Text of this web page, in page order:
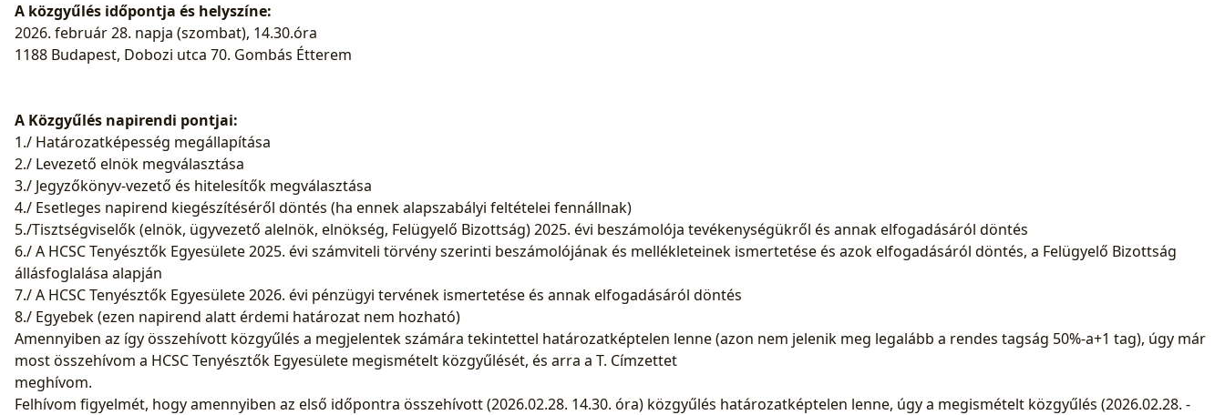
A közgyűlés időpontja és helyszíne:
2026. február 28. napja (szombat), 14.30.óra
1188 Budapest, Dobozi utca 70. Gombás Étterem
A Közgyűlés napirendi pontjai:
1./ Határozatképesség megállapítása
2./ Levezető elnök megválasztása
3./ Jegyzőkönyv-vezető és hitelesítők megválasztása
4./ Esetleges napirend kiegészítéséről döntés (ha ennek alapszabályi feltételei fennállnak)
5./Tisztségviselők (elnök, ügyvezető alelnök, elnökség, Felügyelő Bizottság) 2025. évi beszámolója tevékenységükről és annak elfogadásáról döntés
6./ A HCSC Tenyésztők Egyesülete 2025. évi számviteli törvény szerinti beszámolójának és mellékleteinek ismertetése és azok elfogadásáról döntés, a Felügyelő Bizottság
állásfoglalása alapján
7./ A HCSC Tenyésztők Egyesülete 2026. évi pénzügyi tervének ismertetése és annak elfogadásáról döntés
8./ Egyebek (ezen napirend alatt érdemi határozat nem hozható)
Amennyiben az így összehívott közgyűlés a megjelentek számára tekintettel határozatképtelen lenne (azon nem jelenik meg legalább a rendes tagság 50%-a+1 tag), úgy már
most összehívom a HCSC Tenyésztők Egyesülete megismételt közgyűlését, és arra a T. Címzettet
meghívom.
Felhívom figyelmét, hogy amennyiben az első időpontra összehívott (2026.02.28. 14.30. óra) közgyűlés határozatképtelen lenne, úgy a megismételt közgyűlés (2026.02.28. -